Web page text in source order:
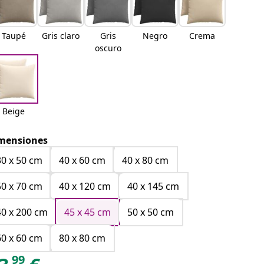
Taupé Gris claro
Gris
oscuro
Negro Crema
Beige
x 50 cm
40 x 60 cm
40 x 80 cm
x 70 cm
40 x 120 cm
40 x 145 cm
x 200 cm
45 x 45 cm
50 x 50 cm
x 60 cm
80 x 80 cm
99